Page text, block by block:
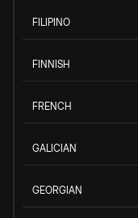
FILIPINO
FINNISH
FRENCH
GALICIAN
GEORGIAN